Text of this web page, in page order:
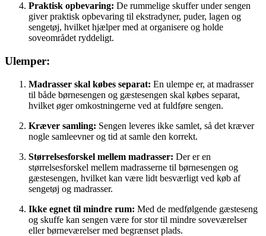
Praktisk opbevaring: De rummelige skuffer under sengen
giver praktisk opbevaring til ekstradyner, puder, lagen og
sengetøj, hvilket hjælper med at organisere og holde
soveområdet ryddeligt.
Ulemper:
Madrasser skal købes separat: En ulempe er, at madrasser
til både børnesengen og gæstesengen skal købes separat,
hvilket øger omkostningerne ved at fuldføre sengen.
Kræver samling: Sengen leveres ikke samlet, så det kræver
nogle samleevner og tid at samle den korrekt.
Størrelsesforskel mellem madrasser: Der er en
størrelsesforskel mellem madrasserne til børnesengen og
gæstesengen, hvilket kan være lidt besværligt ved køb af
sengetøj og madrasser.
Ikke egnet til mindre rum: Med de medfølgende gæsteseng
og skuffe kan sengen være for stor til mindre soveværelser
eller børneværelser med begrænset plads.